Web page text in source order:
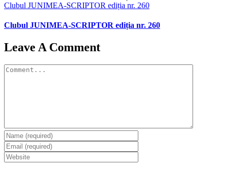
Clubul JUNIMEA-SCRIPTOR ediția nr. 260
Clubul JUNIMEA-SCRIPTOR ediția nr. 260
Leave A Comment
Comment